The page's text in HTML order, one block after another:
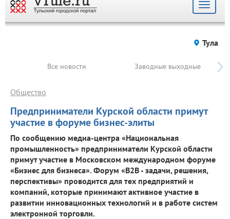
Toggle
Тула
Все новости Заводные выходные
Предприниматели Курской области примут
участие в форуме бизнес-элиты
Общество
По сообщению медиа-центра «Национальная
промышленность» предприниматели Курской области
примут участие в Московском международном форуме
«Бизнес для бизнеса». Форум «В2В - задачи, решения,
перспективы» проводится для тех предприятий и
компаний, которые принимают активное участие в
развитии инновационных технологий и в работе систем
электронной торговли.